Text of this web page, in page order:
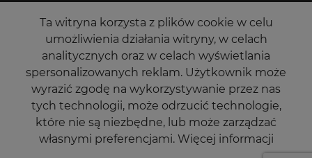
Ta witryna korzysta z plików cookie w celu
umożliwienia działania witryny, w celach
analitycznych oraz w celach wyświetlania
spersonalizowanych reklam. Użytkownik może
wyrazić zgodę na wykorzystywanie przez nas
tych technologii, może odrzucić technologie,
które nie są niezbędne, lub może zarządzać
własnymi preferencjami. Więcej informacji